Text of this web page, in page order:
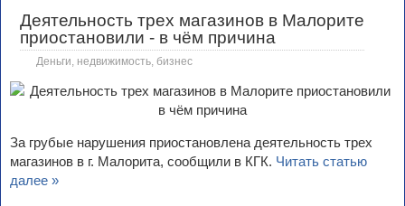
Деятельность трех магазинов в Малорите
приостановили - в чём причина
Деньги, недвижимость, бизнес
За грубые нарушения приостановлена деятельность трех
магазинов в г. Малорита, сообщили в КГК. Читать статью
далее »